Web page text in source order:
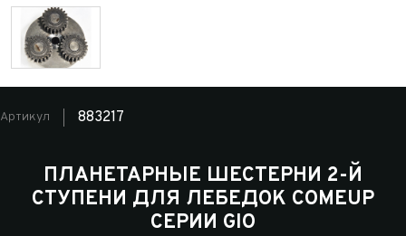
Артикул 883217
ПЛАНЕТАРНЫЕ ШЕСТЕРНИ 2-Й
СТУПЕНИ ДЛЯ ЛЕБЕДОК COMEUP
СЕРИИ GIO